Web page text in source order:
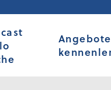
Angebote